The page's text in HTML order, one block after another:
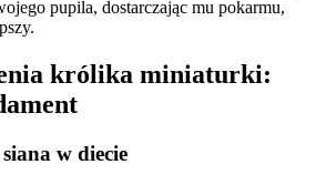
pupila, dostarczając mu pokarmu,
królika miniaturki:
w diecie